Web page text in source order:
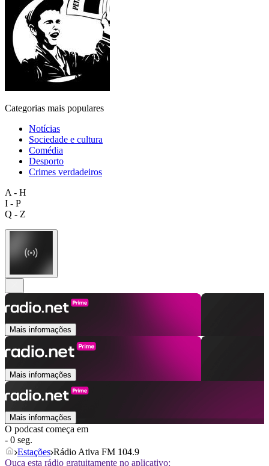
Categorias mais populares
Notícias
Sociedade e cultura
Comédia
Desporto
Crimes verdadeiros
A - H
I - P
Q - Z
Mais informações
Mais informações
Mais informações
O podcast começa em
- 0 seg.
Estações Rádio Ativa FM 104.9
Ouça esta rádio gratuitamente no aplicativo: